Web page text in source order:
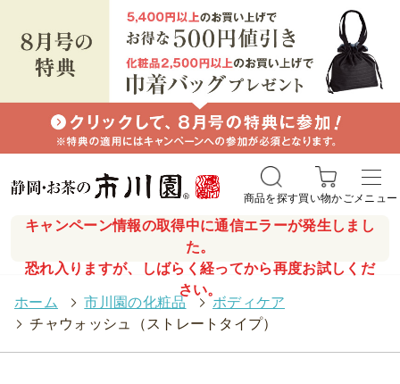
キャンペーン情報の取得中に通信エラーが発生しまし
た。
恐れ入りますが、しばらく経ってから再度お試しくだ
さい。
商品を探す買い物かごメニュー
ホーム > 市川園の化粧品 > ボディケア
> チャウォッシュ（ストレートタイプ）